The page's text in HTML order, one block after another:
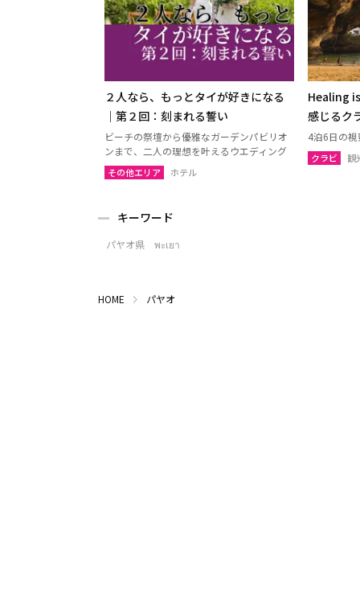
２人なら、もっとタイが好きになる
｜第２回：刻まれる誓い
ビーチの祭壇から優雅なガーデンパビリオ
ンまで、二人の理想を叶えるウエディング
その他エリア ホテル
Healing
感じるク
4泊6日の
クラビ 観
キーワード
パヤオ県 พะเยา
HOME パヤオ